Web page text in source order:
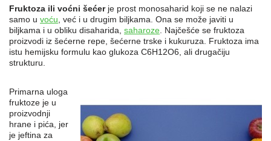
Fruktoza ili voćni šećerje prost monosaharid koji se ne nalazi
samo u voću, već i u drugim biljkama. Ona se može javiti u
biljkama i u obliku disaharida, saharoze. Najčešće se fruktoza
proizvodi iz šećerne repe, šećerne trske i kukuruza. Fruktoza ima
istu hemijsku formulu kao glukoza C6H12O6, ali drugačiju
strukturu.
Primarna uloga
fruktoze je u
proizvodnji
hrane i pića, jer
je jeftina za